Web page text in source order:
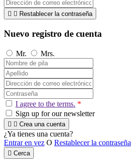
  Restablecer la contraseña
Nuevo registro de cuenta
Mr. Mrs.
I agree to the terms. *
Sign up for our newsletter
  Crea una cuenta
¿Ya tienes una cuenta?
Entrar en vez O Restablecer la contraseña
 Cerca